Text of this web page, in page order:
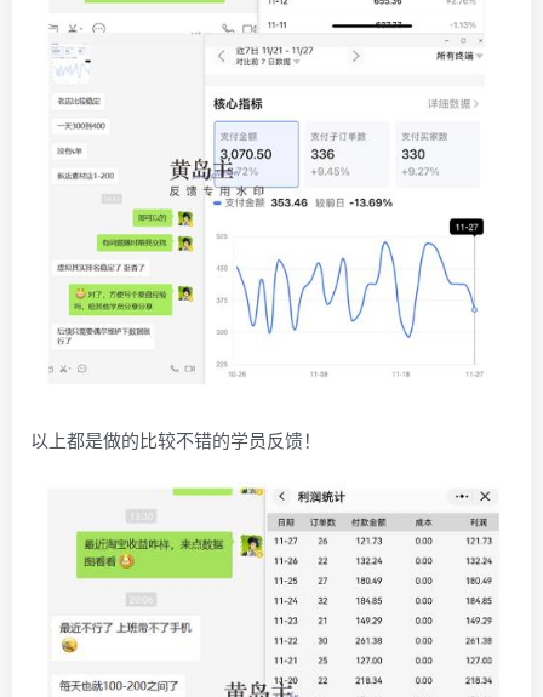
以上都是做的比较不错的学员反馈！